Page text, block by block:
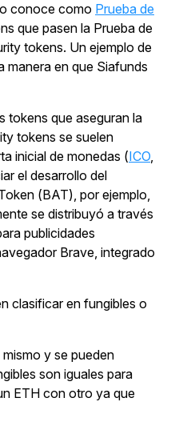
conoce como Prueba de
que pasen la Prueba de
tokens. Un ejemplo de
manera en que Siafunds
tokens que aseguran la
tokens se suelen
inicial de monedas (ICO,
el desarrollo del
(BAT), por ejemplo,
se distribuyó a través
publicidades
Brave, integrado
clasificar en fungibles o
y se pueden
son iguales para
ETH con otro ya que